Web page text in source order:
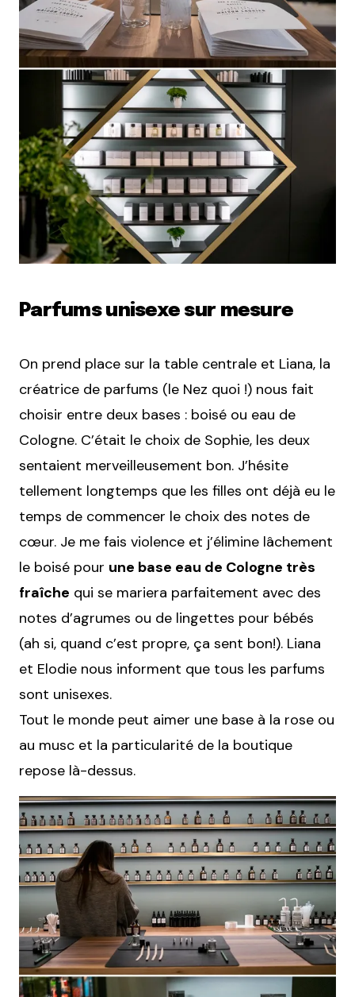
Parfums unisexe sur mesure
On prend place sur la table centrale et Liana, la
créatrice de parfums (le Nez quoi !) nous fait
choisir entre deux bases : boisé ou eau de
Cologne. C’était le choix de Sophie, les deux
sentaient merveilleusement bon. J’hésite
tellement longtemps que les filles ont déjà eu le
temps de commencer le choix des notes de
cœur. Je me fais violence et j’élimine lâchement
le boisé pour une base eau de Cologne très
fraîche qui se mariera parfaitement avec des
notes d’agrumes ou de lingettes pour bébés
(ah si, quand c’est propre, ça sent bon!). Liana
et Elodie nous informent que tous les parfums
sont unisexes.
Tout le monde peut aimer une base à la rose ou
au musc et la particularité de la boutique
repose là-dessus.